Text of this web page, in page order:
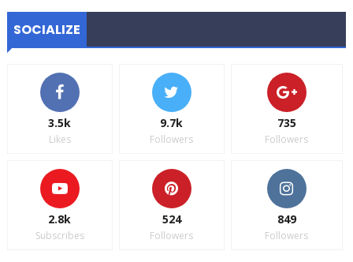
SOCIALIZE
3.5k
Likes
9.7k
Followers
735
Followers
2.8k
Subscribes
524
Followers
849
Followers